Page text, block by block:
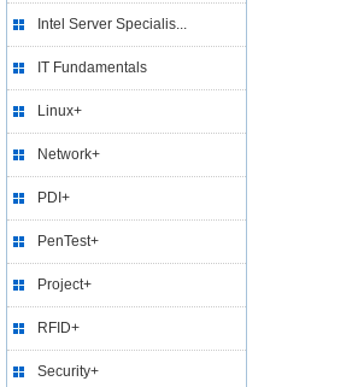
Intel Server Specialis...
IT Fundamentals
Linux+
Network+
PDI+
PenTest+
Project+
RFID+
Security+